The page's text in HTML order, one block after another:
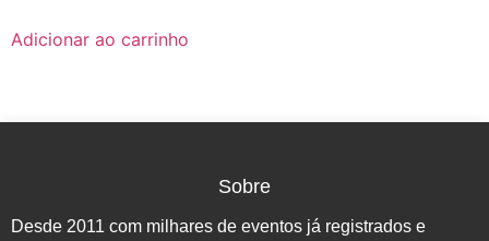
Adicionar ao carrinho
Sobre
Desde 2011 com milhares de eventos já registrados e